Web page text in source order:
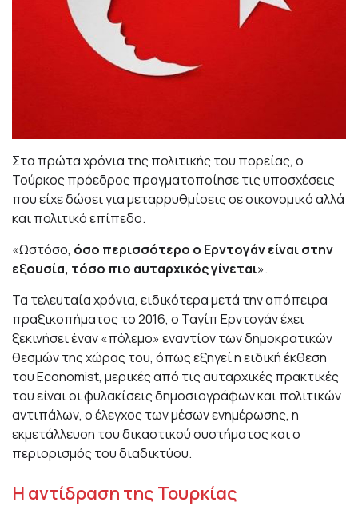
Στα πρώτα χρόνια της πολιτικής του πορείας, ο
Τούρκος πρόεδρος πραγματοποίησε τις υποσχέσεις
που είχε δώσει για μεταρρυθμίσεις σε οικονομικό αλλά
και πολιτικό επίπεδο.
«Ωστόσο, όσο περισσότερο ο Ερντογάν είναι στην
εξουσία, τόσο πιο αυταρχικός γίνεται».
Τα τελευταία χρόνια, ειδικότερα μετά την απόπειρα
πραξικοπήματος το 2016, ο Ταγίπ Ερντογάν έχει
ξεκινήσει έναν «πόλεμο» εναντίον των δημοκρατικών
θεσμών της χώρας του, όπως εξηγεί η ειδική έκθεση
του Economist, μερικές από τις αυταρχικές πρακτικές
του είναι οι φυλακίσεις δημοσιογράφων και πολιτικών
αντιπάλων, ο έλεγχος των μέσων ενημέρωσης, η
εκμετάλλευση του δικαστικού συστήματος και ο
περιορισμός του διαδικτύου.
Η αντίδραση της Τουρκίας